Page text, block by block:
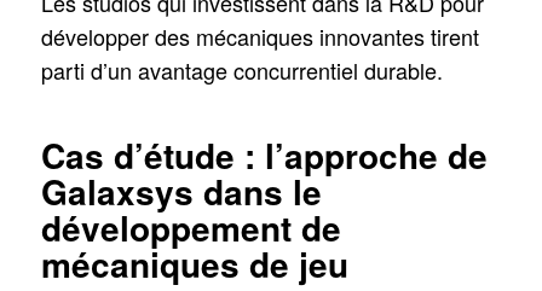
développer des mécaniques innovantes tirent
parti d’un avantage concurrentiel durable.
Cas d’étude : l’approche de
Galaxsys dans le
développement de
mécaniques de jeu